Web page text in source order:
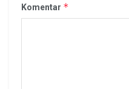
Komentar *